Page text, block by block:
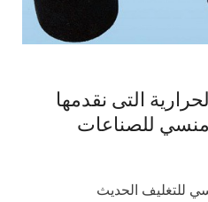
التى نقدمها
للصناعات
للتغليف الحديث